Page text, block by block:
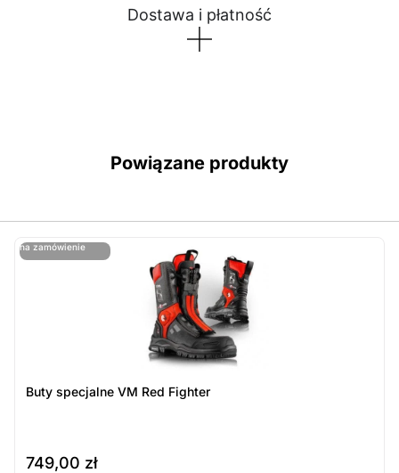
Dostawa i płatność
Powiązane produkty
na zamówienie
ostatnie sztuki
Buty specjalne VM Red Fighter
749,00 zł